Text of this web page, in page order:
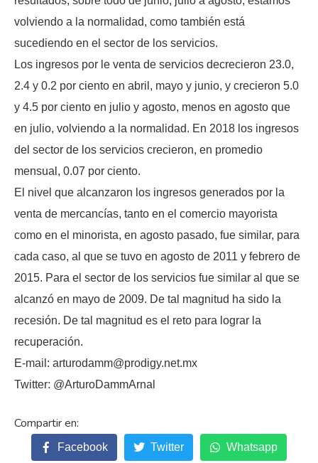
volviendo a la normalidad, como también está
sucediendo en el sector de los servicios.
Los ingresos por le venta de servicios decrecieron 23.0,
2.4 y 0.2 por ciento en abril, mayo y junio, y crecieron 5.0
y 4.5 por ciento en julio y agosto, menos en agosto que
en julio, volviendo a la normalidad. En 2018 los ingresos
del sector de los servicios crecieron, en promedio
mensual, 0.07 por ciento.
El nivel que alcanzaron los ingresos generados por la
venta de mercancías, tanto en el comercio mayorista
como en el minorista, en agosto pasado, fue similar, para
cada caso, al que se tuvo en agosto de 2011 y febrero de
2015. Para el sector de los servicios fue similar al que se
alcanzó en mayo de 2009. De tal magnitud ha sido la
recesión. De tal magnitud es el reto para lograr la
recuperación.
E-mail: arturodamm@prodigy.net.mx
Twitter: @ArturoDammArnal
Facebook Twitter Whatsapp